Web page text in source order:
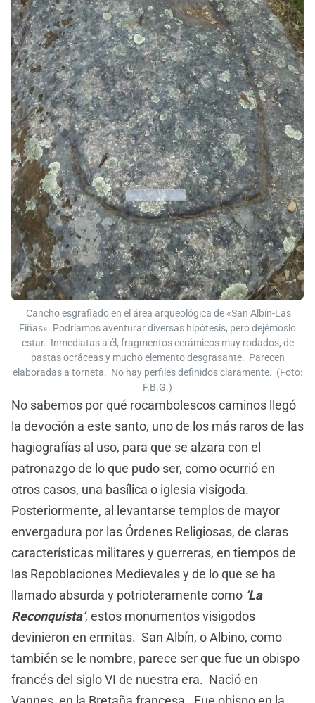
Cancho esgrafiado en el área arqueológica de «San Albín-Las
Fiñas». Podríamos aventurar diversas hipótesis, pero dejémoslo
estar. Inmediatas a él, fragmentos cerámicos muy rodados, de
pastas ocráceas y mucho elemento desgrasante. Parecen
elaboradas a torneta. No hay perfiles definidos claramente. (Foto:
F.B.G.)
No sabemos por qué rocambolescos caminos llegó
la devoción a este santo, uno de los más raros de las
hagiografías al uso, para que se alzara con el
patronazgo de lo que pudo ser, como ocurrió en
otros casos, una basílica o iglesia visigoda.
Posteriormente, al levantarse templos de mayor
envergadura por las Órdenes Religiosas, de claras
características militares y guerreras, en tiempos de
las Repoblaciones Medievales y de lo que se ha
llamado absurda y potrioteramente como ‘La
Reconquista’, estos monumentos visigodos
devinieron en ermitas. San Albín, o Albino, como
también se le nombre, parece ser que fue un obispo
francés del siglo VI de nuestra era. Nació en